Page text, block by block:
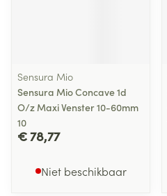
Sensura Mio
Sensura Mio Concave 1d
O/z Maxi Venster 10-60mm
10
€ 78,77
Niet beschikbaar